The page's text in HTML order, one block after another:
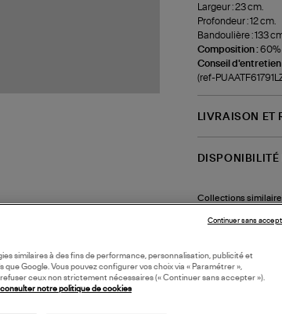
Largeur : 23 cm.
Profondeur : 12 cm.
Bandoulière : 133
Composition :60%
Conseil d'entretien
(ref-
LIVRAISON ET
DISPONIBILITÉ
Collections
similaires à des fins de performance, personnalisation, publicité et
Google. Vous pouvez configurer vos choix via « Paramétrer »,
refuser ceux non strictement nécessaires (« Continuer sans accepter »).
consulter notre politique de cookies
Continuer sans